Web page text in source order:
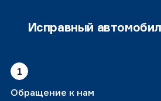
Исправный
1
Обращение к нам